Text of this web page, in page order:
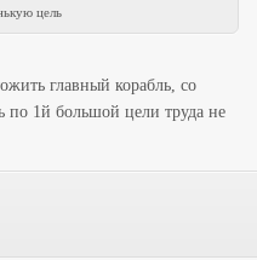
цель
главный корабль, со
по 1й большой цели труда не